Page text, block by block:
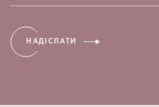
НАДІСЛАТИ